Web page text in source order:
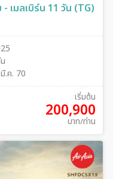
เมลเบิร์น 11 วัน (TG)
.ค. 70
เริ่มต้น
200,900
บาท/ท่าน